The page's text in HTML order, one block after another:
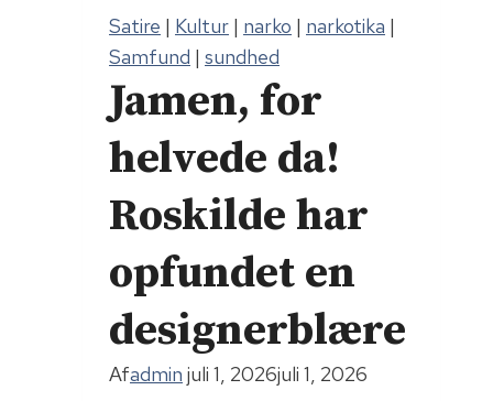
r
Det
var
en
kuglegrill
Satire | Kultur | narko | narkotika |
Samfund | sundhed
Jamen, for
helvede da!
Roskilde har
opfundet en
designerblære
Afadmin juli 1, 2026juli 1, 2026